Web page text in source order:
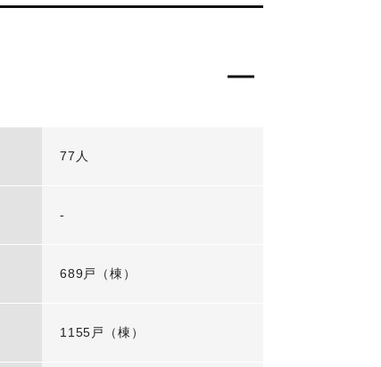
77人
-
689戸（棟）
1155戸（棟）